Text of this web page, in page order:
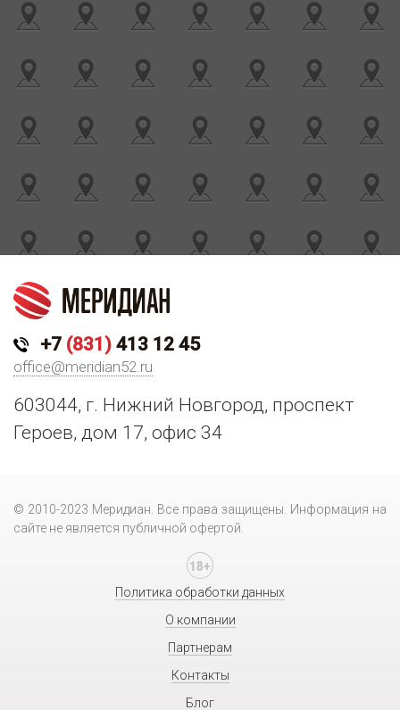
+7 (831) 413 12 45
office@meridian52.ru
603044, г. Нижний Новгород, проспект
Героев, дом 17, офис 34
© 2010-2023 Меридиан. Все права защищены. Информация на
сайте не является публичной офертой.
Политика обработки данных
О компании
Партнерам
Контакты
Блог